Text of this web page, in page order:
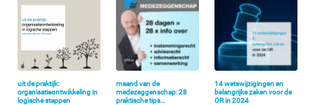
uit de praktijk:
organisatieontwikkeling in
logische stappen
maand van de
medezeggenschap: 28
praktische tips…
14 wetswijzigingen en
belangrijke zaken voor de
OR in 2024